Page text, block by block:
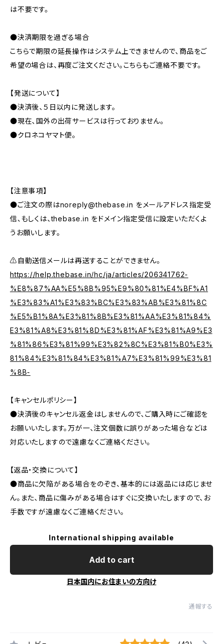
は不要です。
●決済期限を過ぎる場合
こちらで期限の延長操作はシステム上できませんので、商品をご
希望の場合は、再度ご注文ください。こちらもご連絡不要です。
【発送について】
●決済後、５日以内に発送します。
●現在、国外の出荷サービスは行っておりません。
●クロネコヤマト便。
【注意事項】
●ご注文の際はnoreply@thebase.in をメールアドレス指定受
信、もしくは、thebase.in をドメイン指定受信に設定いただくよ
うお願いします。
⚠️自動送信メールは再送することができません。
https://help.thebase.in/hc/ja/articles/206341762-
%E8%87%AA%E5%8B%95%E9%80%81%E4%BF%A1
%E3%83%A1%E3%83%BC%E3%83%AB%E3%81%8C
%E5%B1%8A%E3%81%8B%E3%81%AA%E3%81%84%
E3%81%A8%E3%81%8D%E3%81%AF%E3%81%A9%E3
%81%86%E3%81%99%E3%82%8C%E3%81%B0%E3%
81%84%E3%81%84%E3%81%A7%E3%81%99%E3%81
%8B-
【キャンセルポリシー】
●決済後のキャンセル返金はしませんので、ご購入時にご確認を
お願いいたします。万が一、注文個数に誤りがあった場合などは
対応いたしますので遠慮なくご連絡ください。
【返品・交換について】
●商品に欠陥がある場合をのぞき、基本的には返品には応じませ
ん。また、商品に傷みがある場合はすぐに交換いたしますので、お
手数ですが遠慮なくご連絡ください。
International shipping available
Add to cart
日本国内にお住まいの方向け
通報する